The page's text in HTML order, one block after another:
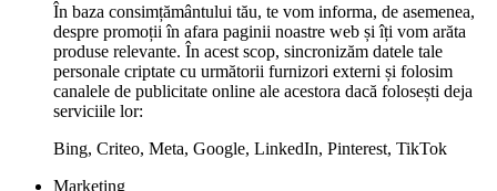
În baza consimțământului tău, te vom informa, de asemenea,
despre promoții în afara paginii noastre web și îți vom arăta
produse relevante. În acest scop, sincronizăm datele tale
personale criptate cu următorii furnizori externi și folosim
canalele de publicitate online ale acestora dacă folosești deja
serviciile lor:
Bing, Criteo, Meta, Google, LinkedIn, Pinterest, TikTok
Marketing